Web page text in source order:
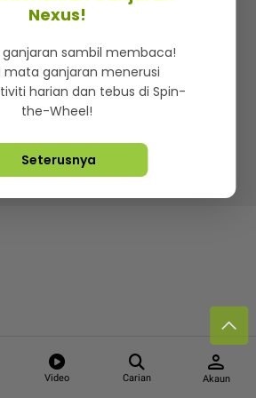
Video Carian
person
Akaun
Iklan di SMG360
& Syarat Dasar Privasi
Lebih hot, viral dan sensasi
©2026. Star Media Group Berhad
Nexus!
sambil membaca!
mata ganjaran menerusi
harian dan tebus di Spin-
the-Wheel!
Seterusnya